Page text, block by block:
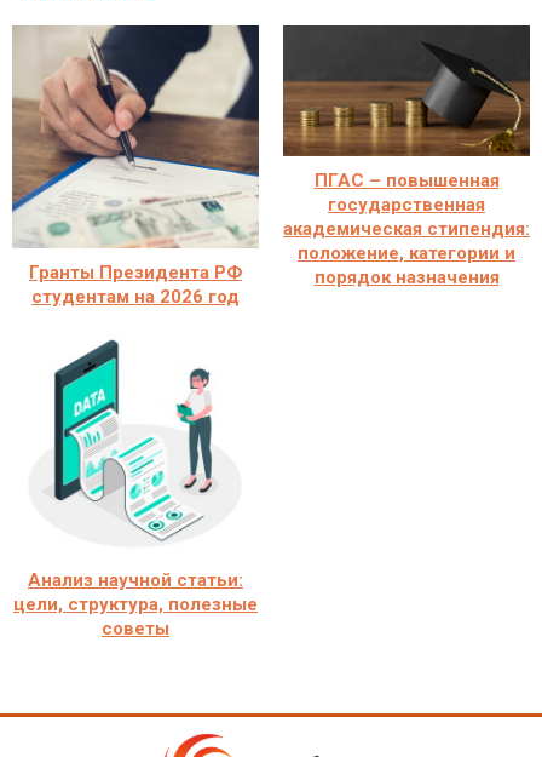
Гранты Президента РФ
студентам на 2026 год
ПГАС – повышенная
государственная
академическая стипендия:
положение, категории и
порядок назначения
Анализ научной статьи:
цели, структура, полезные
советы